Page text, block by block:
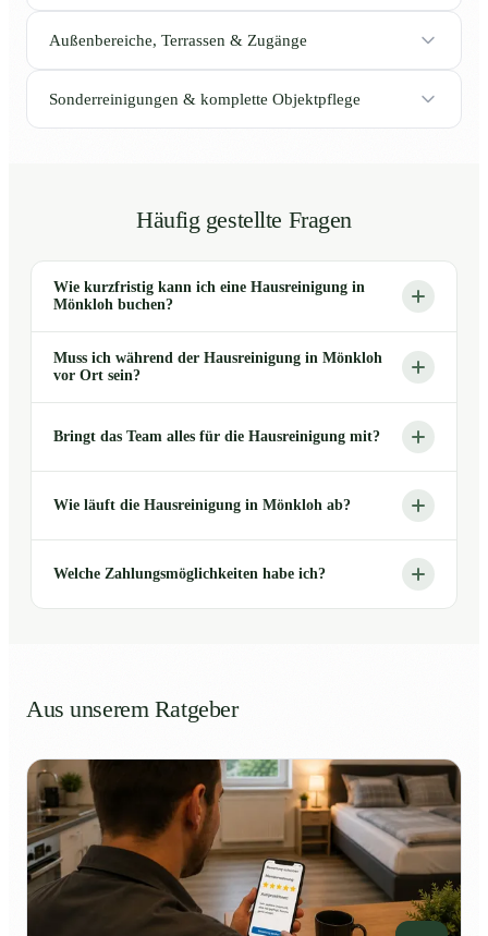
Außenbereiche, Terrassen & Zugänge
Sonderreinigungen & komplette Objektpflege
Häufig gestellte Fragen
Wie kurzfristig kann ich eine Hausreinigung in
Mönkloh buchen?
Muss ich während der Hausreinigung in Mönkloh
vor Ort sein?
Bringt das Team alles für die Hausreinigung mit?
Wie läuft die Hausreinigung in Mönkloh ab?
Welche Zahlungsmöglichkeiten habe ich?
Aus unserem Ratgeber